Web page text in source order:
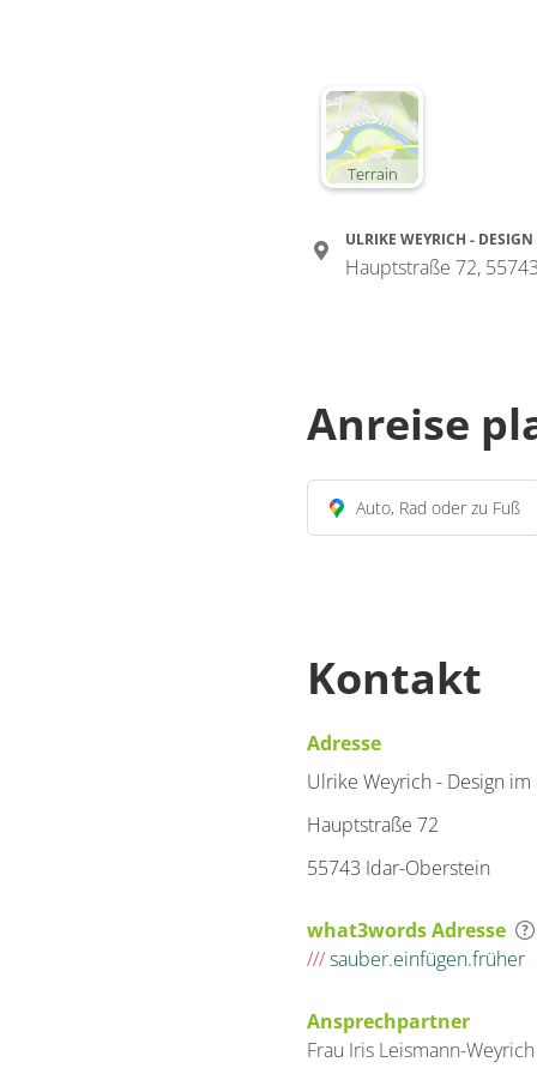
Terrain
ULRIKE WEYRICH -
Hauptstraße 72,
Anreise
Auto, Rad oder zu Fuß
Kontakt
Adresse
Ulrike Weyrich - Design
Hauptstraße 72
55743 Idar-Oberstein
what3words Adresse
///sauber.einfügen.früher
Ansprechpartner
Frau Iris Leismann-Weyrich